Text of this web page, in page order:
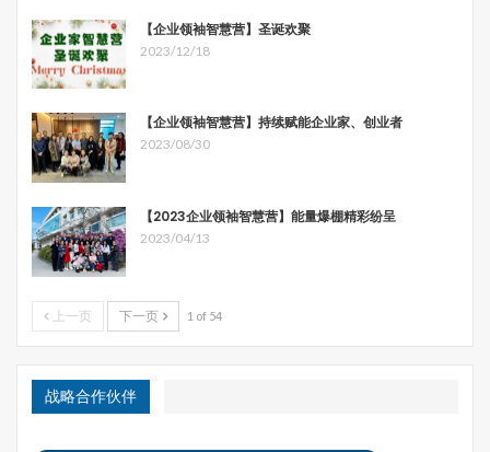
【企业领袖智慧营】圣诞欢聚
2023/12/18
【企业领袖智慧营】持续赋能企业家、创业者
2023/08/30
【2023企业领袖智慧营】能量爆棚精彩纷呈
2023/04/13
上一页 下一页 1 of 54
战略合作伙伴